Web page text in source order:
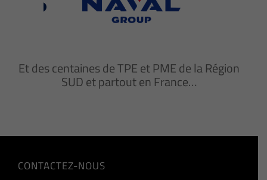
Et des centaines de TPE et PME de la Région
SUD et partout en France…
CONTACTEZ-NOUS